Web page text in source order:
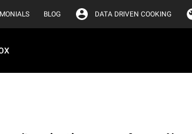
BLOG DATA DRIVEN COOKING